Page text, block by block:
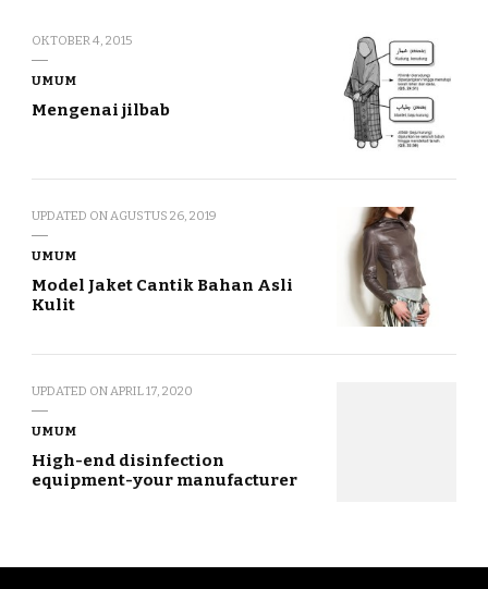
OKTOBER 4, 2015
UMUM
Mengenai jilbab
UPDATED ONAGUSTUS 26, 2019
UMUM
Model Jaket Cantik Bahan Asli
Kulit
UPDATED ONAPRIL 17, 2020
UMUM
High-end disinfection
equipment-your manufacturer